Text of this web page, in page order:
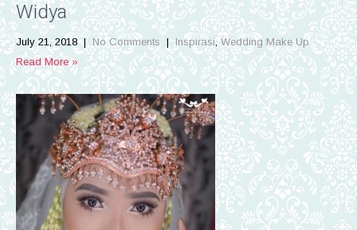
Widya
July 21, 2018 | No Comments | Inspirasi,Wedding Make Up
Read More »